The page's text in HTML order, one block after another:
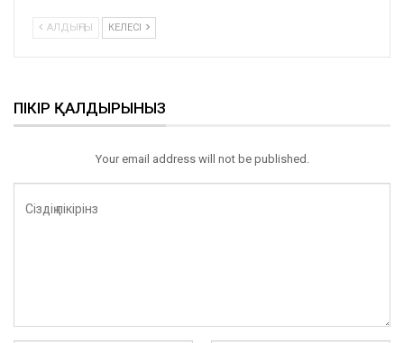
АЛДЫҢҒЫ КЕЛЕСІ
ПІКІР ҚАЛДЫРЫНЫЗ
Your email address will not be published.